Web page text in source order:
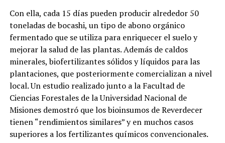
Con ella, cada 15 días pueden producir alrededor 50
toneladas de bocashi, un tipo de abono orgánico
fermentado que se utiliza para enriquecer el suelo y
mejorar la salud de las plantas. Además de caldos
minerales, biofertilizantes sólidos y líquidos para las
plantaciones, que posteriormente comercializan a nivel
local. Un estudio realizado junto a la Facultad de
Ciencias Forestales de la Universidad Nacional de
Misiones demostró que los bioinsumos de Reverdecer
tienen “rendimientos similares” y en muchos casos
superiores a los fertilizantes químicos convencionales.